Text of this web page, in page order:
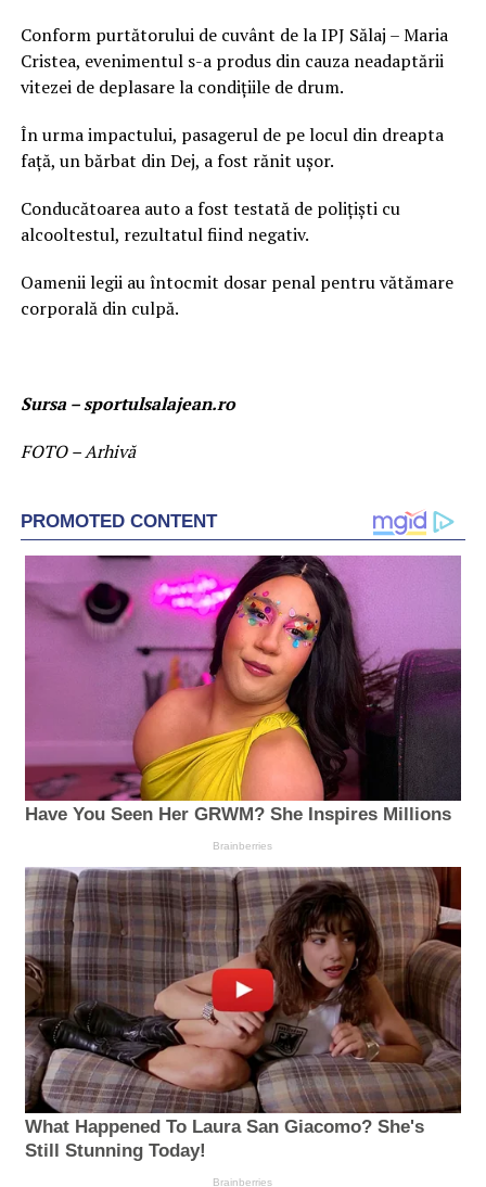
Conform purtătorului de cuvânt de la IPJ Sălaj – Maria
Cristea, evenimentul s-a produs din cauza neadaptării
vitezei de deplasare la condiţiile de drum.
În urma impactului, pasagerul de pe locul din dreapta
faţă, un bărbat din Dej, a fost rănit uşor.
Conducătoarea auto a fost testată de poliţişti cu
alcooltestul, rezultatul fiind negativ.
Oamenii legii au întocmit dosar penal pentru vătămare
corporală din culpă.
Sursa – sportulsalajean.ro
FOTO – Arhivă